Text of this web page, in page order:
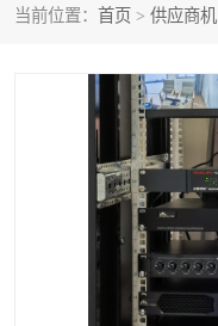
当前位置： 首页 > 供应商机